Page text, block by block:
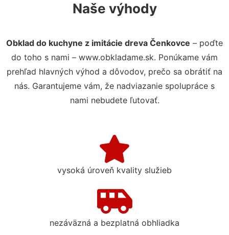
Naše výhody
Obklad do kuchyne z imitácie dreva Čenkovce – poďte
do toho s nami – www.obkladame.sk. Ponúkame vám
prehľad hlavných výhod a dôvodov, prečo sa obrátiť na
nás. Garantujeme vám, že nadviazanie spolupráce s
nami nebudete ľutovať.
vysoká úroveň kvality služieb
nezáväzná a bezplatná obhliadka